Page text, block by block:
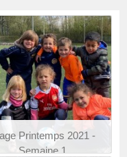
Printemps 2021 -
Semaine 1